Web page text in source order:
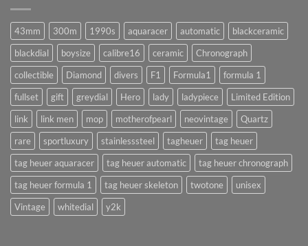
มั้ย
!?
43mm 300m 1990s aquaracer automatic
blackceramic
blackdial
boysize calibre16 ceramic
Chronograph
collectible
Diamond divers F1 Formula1
formula 1
fullset
gift greydial Hero lady ladypiece
Limited Edition
link
link men mop motherofpearl neovintage
Quartz
rare
sportluxury stainlesssteel tagheuer
tag heuer
tag heuer aquaracer
tag heuer automatic
tag heuer chronograph
tag heuer formula 1
tag heuer skeleton twotone
unisex
Vintage
whitedial y2k